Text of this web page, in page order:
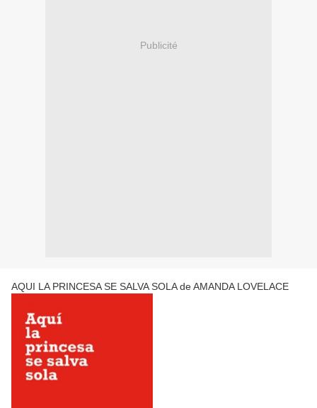
Publicité
AQUI LA PRINCESA SE SALVA SOLA de AMANDA LOVELACE